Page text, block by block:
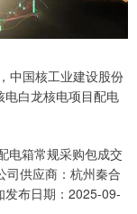
中国核工业建设股份
白龙核电项目配电
电箱常规采购包成交
司供应商：杭州秦合
发布日期：2025-09-